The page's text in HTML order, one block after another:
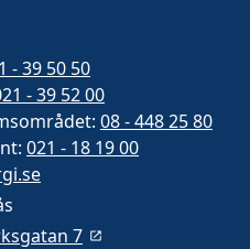
- 39 50 50
- 39 52 00
08 - 448 25 80
021 - 18 19 00
7